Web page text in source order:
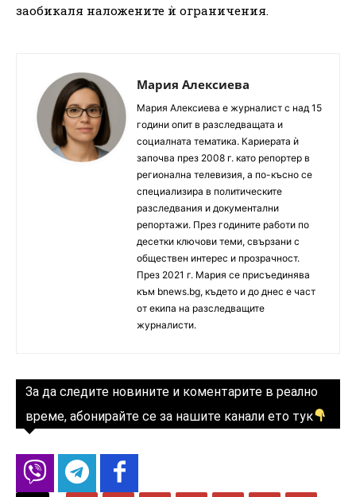
заобикаля наложените ѝ ограничения.
Мария Алексиева
Мария Алексиева е журналист с над 15
години опит в разследващата и
социалната тематика. Кариерата ѝ
започва през 2008 г. като репортер в
регионална телевизия, а по-късно се
специализира в политическите
разследвания и документални
репортажи. През годините работи по
десетки ключови теми, свързани с
обществен интерес и прозрачност.
През 2021 г. Мария се присъединява
към bnews.bg, където и до днес е част
от екипа на разследващите
журналисти.
За да следите новините и коментарите в реално
време, абонирайте се за нашите канали ето тук